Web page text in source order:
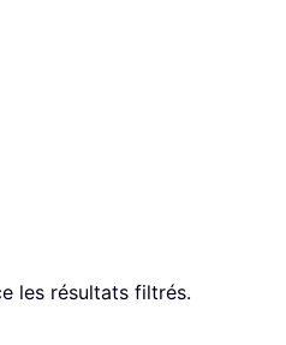
les résultats filtrés.